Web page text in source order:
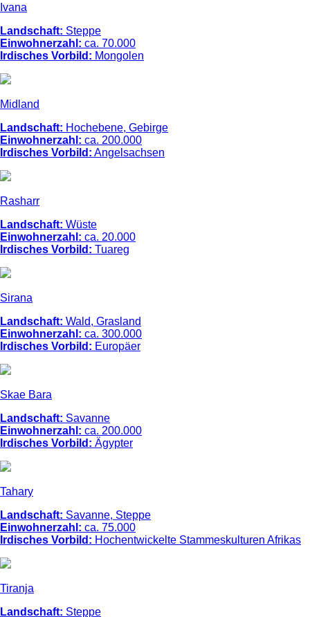
Ivana
Landschaft: Steppe
Einwohnerzahl: ca. 70.000
Irdisches Vorbild: Mongolen
Midland
Landschaft: Hochebene, Gebirge
Einwohnerzahl: ca. 200.000
Irdisches Vorbild: Angelsachsen
Rasharr
Landschaft: Wüste
Einwohnerzahl: ca. 20.000
Irdisches Vorbild: Tuareg
Sirana
Landschaft: Wald, Grasland
Einwohnerzahl: ca. 300.000
Irdisches Vorbild: Europäer
Skae Bara
Landschaft: Savanne
Einwohnerzahl: ca. 200.000
Irdisches Vorbild: Ägypter
Tahary
Landschaft: Savanne, Steppe
Einwohnerzahl: ca. 75.000
Irdisches Vorbild: Hochentwickelte Stammeskulturen Afrikas
Tiranja
Landschaft: Steppe